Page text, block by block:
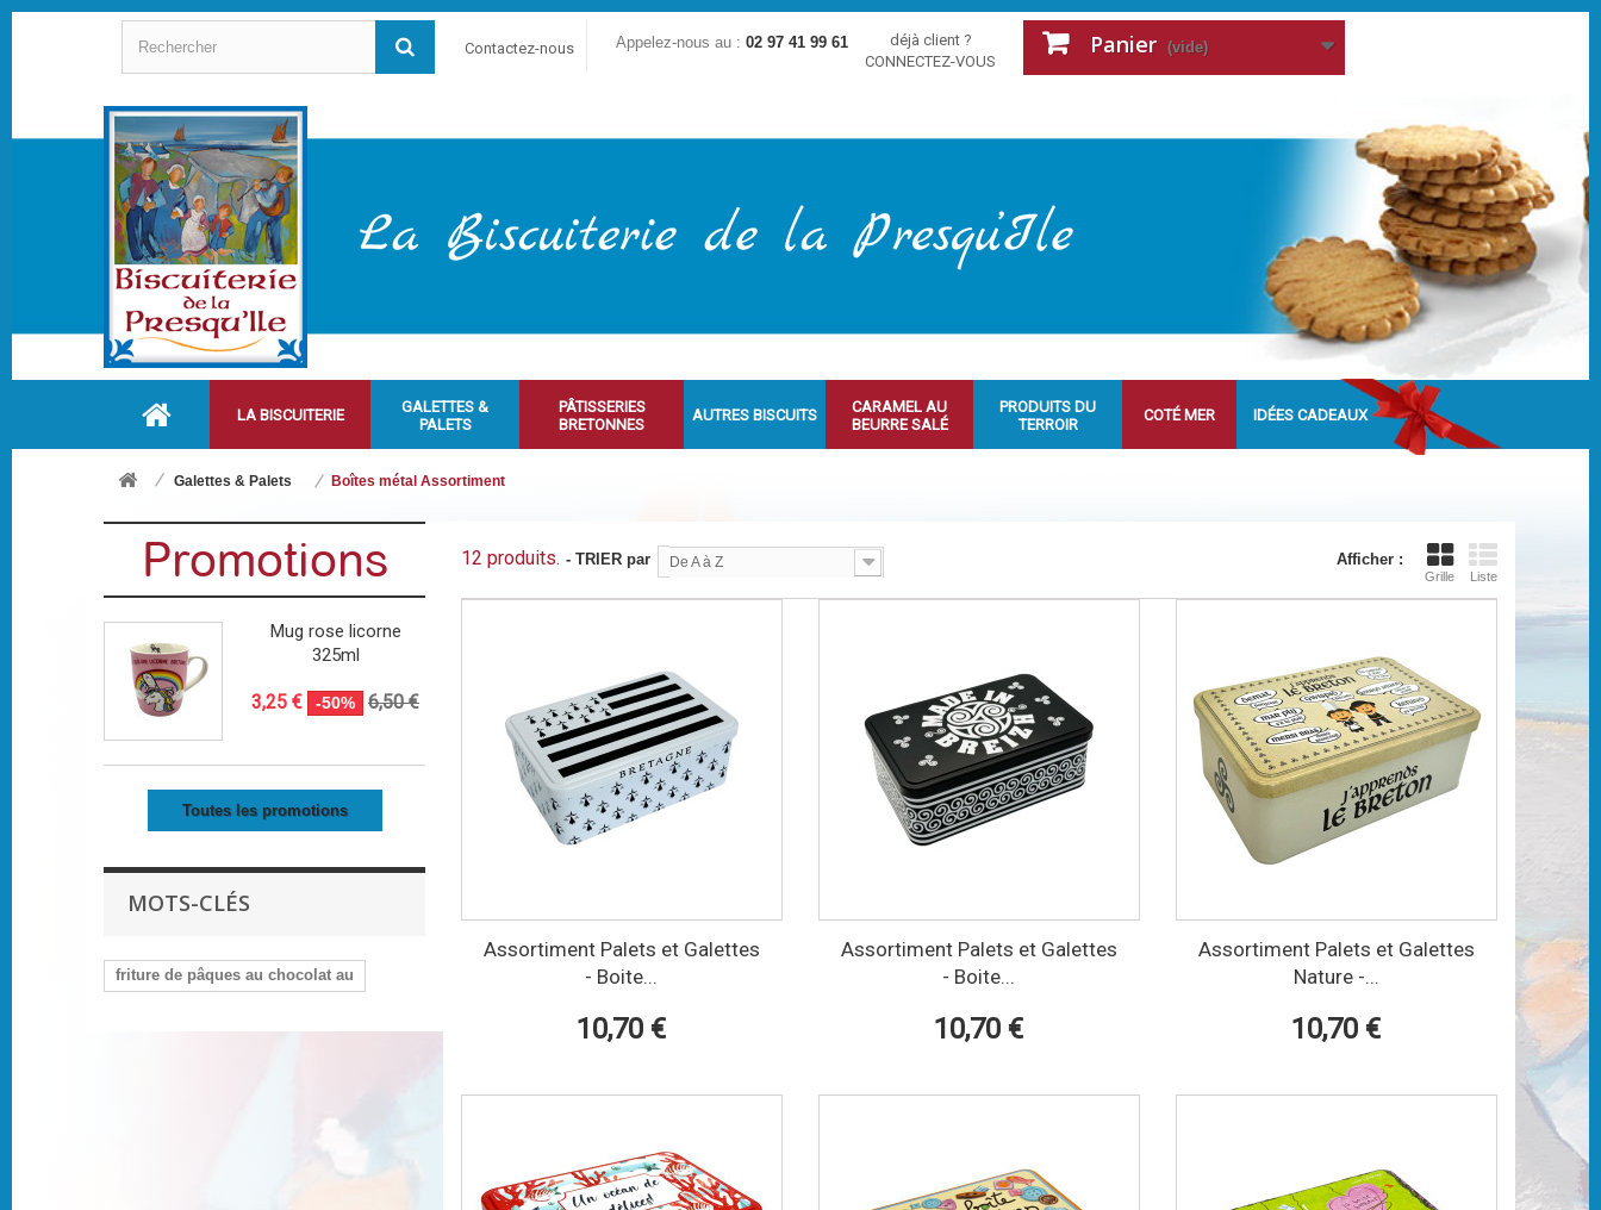
Contactez-nous Appelez-nous au : 02 97 41 99 61
déjà client ?
CONNECTEZ-VOUS
Panier (vide)
LA BISCUITERIE
GALETTES &
PALETS
PÂTISSERIES
BRETONNES
AUTRES BISCUITS
CARAMEL AU
BEURRE SALÉ
PRODUITS DU
TERROIR
COTÉ MER IDÉES CADEAUX
Galettes & Palets Boîtes métal Assortiment
Promotions
Mug rose licorne
325ml
3,25 € -50% 6,50 €
Toutes les promotions
MOTS-CLÉS
friture de pâques au chocolat au
12 produits. Afficher :
Grille Liste
- TRIER par De A à Z
Assortiment Palets et Galettes
- Boite...
10,70 €
Assortiment Palets et Galettes
- Boite...
10,70 €
Assortiment Palets et Galettes
Nature -...
10,70 €